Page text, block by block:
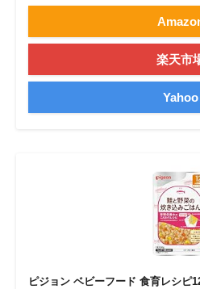
楽天市
Yahoo
ピジョン ベビーフード 食育レシピ